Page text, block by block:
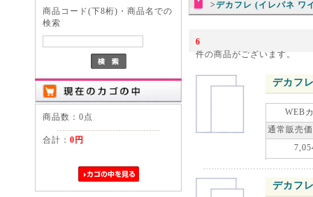
商品コード(下8桁)・商品名での
検索
商品数：0点
合計： 0円
>デカフレ (イレパネ ワ
6
件の商品がございます。
デカフ
WEB
通常販売
デカフ